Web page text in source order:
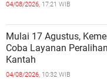
04/08/2026, 17:21 WIB
Mulai 17 Agustus,
Coba Layanan
Kantah
04/08/2026, 10:32 WIB